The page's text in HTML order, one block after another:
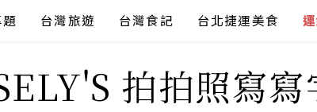
台灣旅遊 台灣食記 台北捷運美食
拍拍照寫寫